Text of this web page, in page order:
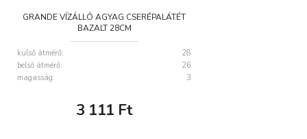
GRANDE VÍZÁLLÓ AGYAG CSERÉPALÁTÉT
BAZALT 28CM
külső átmérő:
28
belső átmérő:
26
magasság:
3
3 111 Ft